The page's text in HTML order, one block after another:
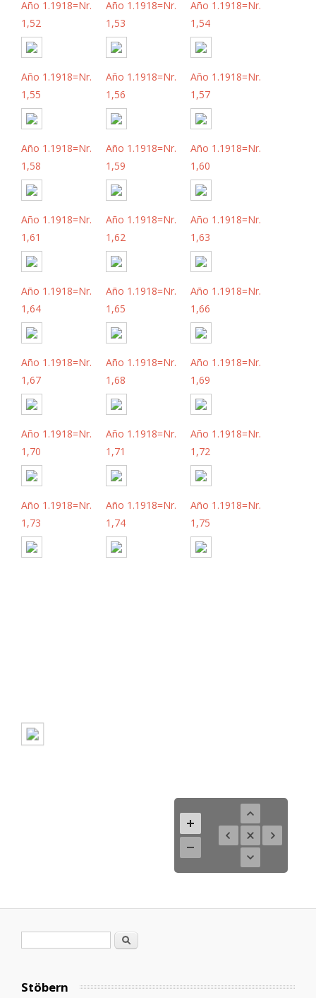
Año 1.1918=Nr.
1,52
Año 1.1918=Nr.
1,53
Año 1.1918=Nr.
1,54
Año 1.1918=Nr.
1,55
Año 1.1918=Nr.
1,56
Año 1.1918=Nr.
1,57
Año 1.1918=Nr.
1,58
Año 1.1918=Nr.
1,59
Año 1.1918=Nr.
1,60
Año 1.1918=Nr.
1,61
Año 1.1918=Nr.
1,62
Año 1.1918=Nr.
1,63
Año 1.1918=Nr.
1,64
Año 1.1918=Nr.
1,65
Año 1.1918=Nr.
1,66
Año 1.1918=Nr.
1,67
Año 1.1918=Nr.
1,68
Año 1.1918=Nr.
1,69
Año 1.1918=Nr.
1,70
Año 1.1918=Nr.
1,71
Año 1.1918=Nr.
1,72
Año 1.1918=Nr.
1,73
Año 1.1918=Nr.
1,74
Año 1.1918=Nr.
1,75
Suche
Stöbern